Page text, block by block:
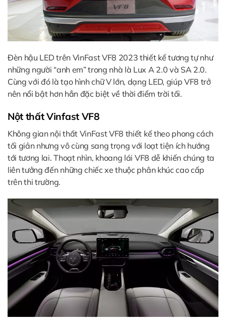
Đèn hậu LED trên VinFast VF8 2023 thiết kế tương tự như
những người “anh em” trong nhà là Lux A 2.0 và SA 2.0.
Cùng với đó là tạo hình chữ V lớn, dạng LED, giúp VF8 trở
nên nổi bật hơn hẳn đặc biệt về thời điểm trời tối.
Nột thất Vinfast VF8
Không gian nội thất VinFast VF8 thiết kế theo phong cách
tối giản nhưng vô cùng sang trọng với loạt tiện ích hướng
tới tương lai. Thoạt nhìn, khoang lái VF8 dễ khiến chúng ta
liên tưởng đến những chiếc xe thuộc phân khúc cao cấp
trên thi trường.